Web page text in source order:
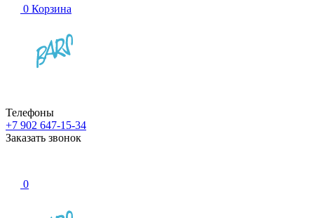
0 Корзина
Телефоны
+7 902 647-15-34
Заказать звонок
0